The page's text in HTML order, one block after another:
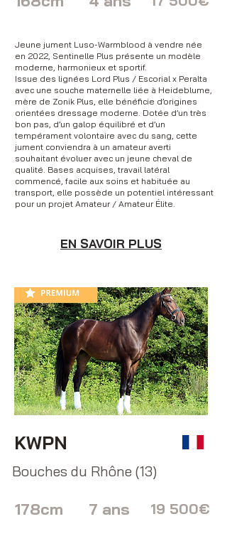
Jeune jument Luso-Warmblood à vendre née
en 2022, Sentinelle Plus présente un modèle
moderne, harmonieux et sportif.
Issue des lignées Lord Plus / Escorial x Peralta
avec une souche maternelle liée à Heideblume,
mère de Zonik Plus, elle bénéficie d’origines
orientées dressage moderne. Dotée d’un très
bon pas, d’un galop équilibré et d’un
tempérament volontaire avec du sang, cette
jument conviendra à un amateur averti
souhaitant évoluer avec un jeune cheval de
qualité. Bases acquises, travail latéral
commencé, facile aux soins et habituée au
transport, elle possède un potentiel intéressant
pour un projet Amateur / Amateur Élite.
EN SAVOIR PLUS
KWPN
Bouches du Rhône (13)
178cm 7 ans 19 500€